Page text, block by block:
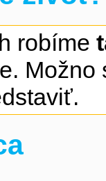
robíme